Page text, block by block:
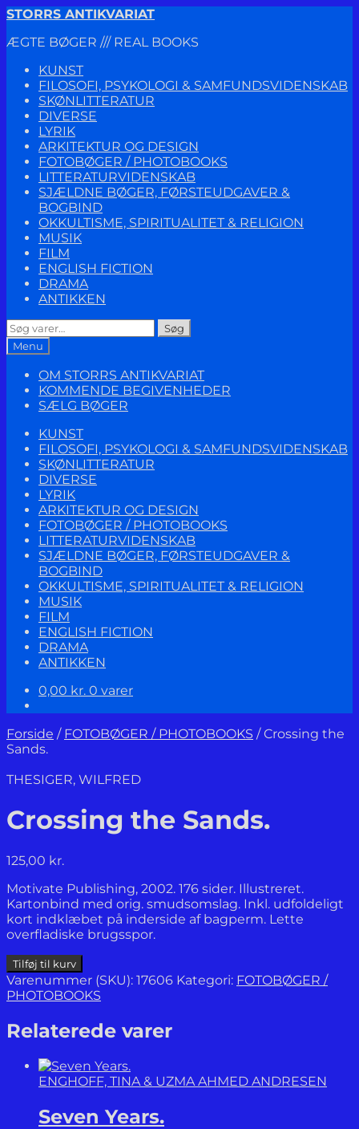
Spring
navigation
Spring
indhold
STORRS ANTIKVARIAT
ÆGTE BØGER /// REAL BOOKS
KUNST
FILOSOFI, PSYKOLOGI & SAMFUNDSVIDENSKAB
SKØNLITTERATUR
DIVERSE
LYRIK
ARKITEKTUR OG DESIGN
FOTOBØGER / PHOTOBOOKS
LITTERATURVIDENSKAB
SJÆLDNE BØGER, FØRSTEUDGAVER &
BOGBIND
OKKULTISME, SPIRITUALITET & RELIGION
MUSIK
FILM
ENGLISH FICTION
DRAMA
ANTIKKEN
Søg
efter:
Søg
Menu
OM STORRS ANTIKVARIAT
KOMMENDE BEGIVENHEDER
SÆLG BØGER
KUNST
FILOSOFI, PSYKOLOGI & SAMFUNDSVIDENSKAB
SKØNLITTERATUR
DIVERSE
LYRIK
ARKITEKTUR OG DESIGN
FOTOBØGER / PHOTOBOOKS
LITTERATURVIDENSKAB
SJÆLDNE BØGER, FØRSTEUDGAVER &
BOGBIND
OKKULTISME, SPIRITUALITET & RELIGION
MUSIK
FILM
ENGLISH FICTION
DRAMA
ANTIKKEN
0,00 kr. 0 varer
Forside / FOTOBØGER / PHOTOBOOKS /Crossing the
Sands.
THESIGER, WILFRED
Crossing the Sands.
125,00 kr.
Motivate Publishing, 2002. 176 sider. Illustreret.
Kartonbind med orig. smudsomslag. Inkl. udfoldeligt
kort indklæbet på inderside af bagperm. Lette
overfladiske brugsspor.
Crossing
the
Sands.
Tilføj til kurv
Varenummer (SKU): 17606 Kategori: FOTOBØGER /
PHOTOBOOKS
Relaterede varer
ENGHOFF, TINA & UZMA AHMED ANDRESEN
Seven Years.